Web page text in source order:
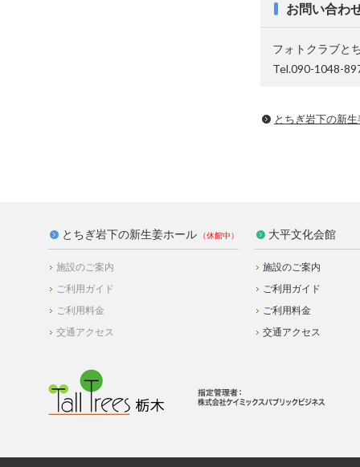
お問い合わ
フォトクラブと
Tel.090-1048-
とちぎ岩下の新
とちぎ岩下の新生姜ホール
施設のご案内
ご利用ガイド
ご利用料金
交通アクセス
大平文化会館
施設のご案内
ご利用ガイド
ご利用料金
交通アクセス